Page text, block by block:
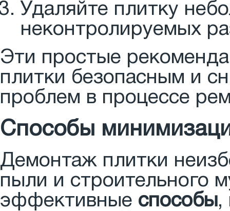
Удаляйте плитку
неконтролируемых
Эти простые
плитки безопасным и
проблем в процессе
Способы
Демонтаж плитки
пыли и строительного
эффективные способы,